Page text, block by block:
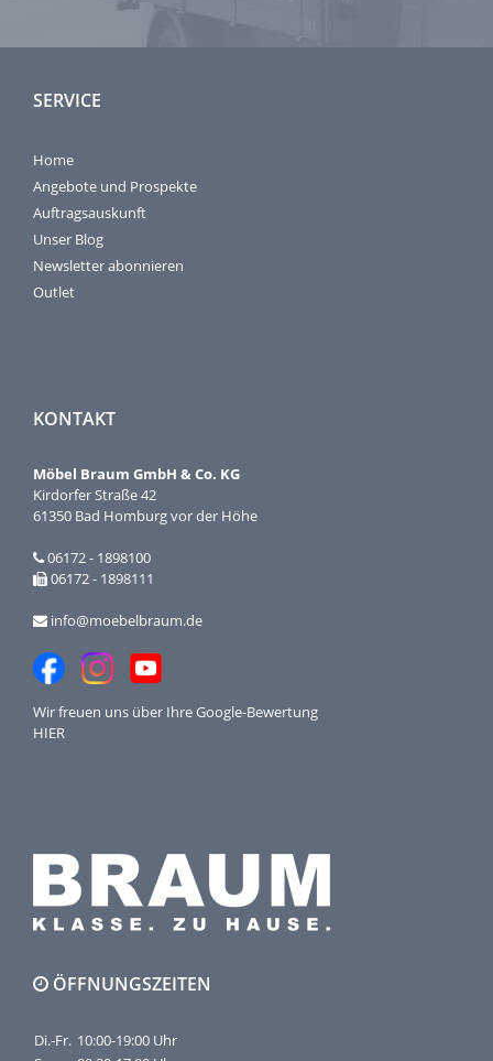
SERVICE
Home
Angebote und Prospekte
Auftragsauskunft
Unser Blog
Newsletter abonnieren
Outlet
KONTAKT
Möbel Braum GmbH & Co. KG
Kirdorfer Straße 42
61350 Bad Homburg vor der Höhe
06172 - 1898100
06172 - 1898111
info@moebelbraum.de
Wir freuen uns über IhreGoogle-Bewertung
HIER
ÖFFNUNGSZEITEN
Di.-Fr. 10:00-19:00 Uhr